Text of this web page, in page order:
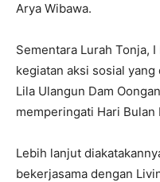
Arya Wibawa.
Sementara Lurah Tonja,
kegiatan aksi sosial yang
Lila Ulangun Dam
memperingati Hari Bulan
Lebih lanjut
bekerjasama dengan